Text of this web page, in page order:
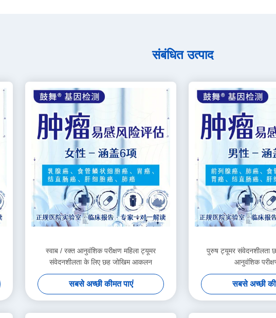
संबंधित उत्पाद
स्वाब / रक्त आनुवंशिक परीक्षण महिला ट्यूमर
संवेदनशीलता के लिए छह जोखिम आकलन
सबसे अच्छी कीमत पाएं
पुरुष ट्यूमर संवेदनशीलता
आनुवंशिक
सबसे अच्छी